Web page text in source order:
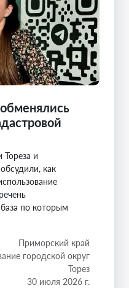
Тореза и
как
по которым
Приморский край
городской округ
Торез
30 июля 2026 г.